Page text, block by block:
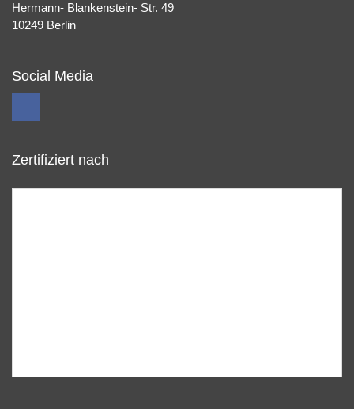
Hermann- Blankenstein- Str. 49
10249 Berlin
Social Media
Zertifiziert nach